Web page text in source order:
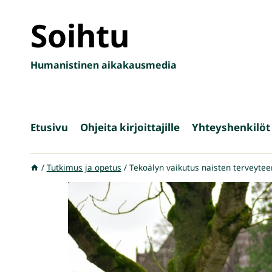
sisältöönSoihtu
Humanistinen aikakausmedia
Etusivu Ohjeita kirjoittajille Yhteyshenkilöt
/ Tutkimus ja opetus / Tekoälyn vaikutus naisten